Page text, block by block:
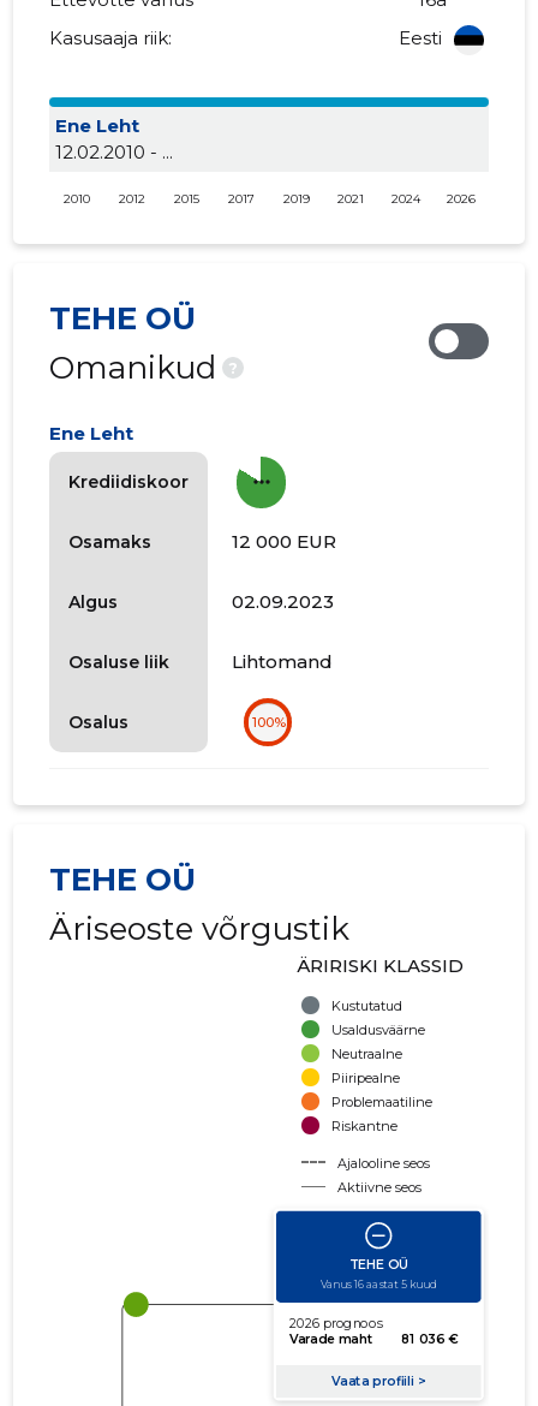
Kasusaaja riik:
Eesti
Ene Leht
12.02.2010 - ...
2010 2012 2015 2017 2019 2021 2024 2026
TEHE OÜ
Omanikud
?
Krediidiskoor
Osamaks
Algus
Osaluse liik
Osalus
Ene Leht
more_horiz
12 000 EUR
02.09.2023
Lihtomand
100%
TEHE OÜ
Äriseoste võrgustik
ÄRIRISKI KLASSID
Kustutatud
Usaldusväärne
Neutraalne
Piiripealne
Problemaatiline
Riskantne
Ajalooline seos
Aktiivne seos
käibe suurus
võla suurus
Seoste laiendamine